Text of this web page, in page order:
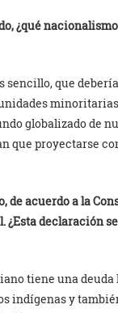
¿qué
sencillo, que
globalizado de
que proyectarse
de acuerdo a la
declaración
tiene una
indígenas y